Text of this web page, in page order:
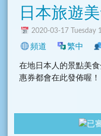
日本旅遊
2020-03-17 Tuesday
頻道 繁中
在地日本人的景點美
惠券都會在此發佈喔！